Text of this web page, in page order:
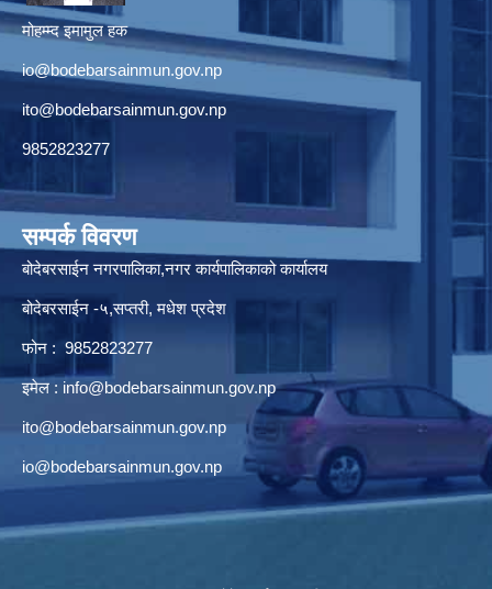
मोहम्म्द इमामुल हक
io@bodebarsainmun.gov.np
ito@bodebarsainmun.gov.np
9852823277
सम्पर्क विवरण
बोदेबरसाईन नगरपालिका,नगर कार्यपालिकाको कार्यालय
बोदेबरसाईन -५,सप्तरी, मधेश प्रदेश
फोन : 9852823277
इमेल : info@bodebarsainmun.gov.np
ito@bodebarsainmun.gov.np
io@bodebarsainmun.gov.np